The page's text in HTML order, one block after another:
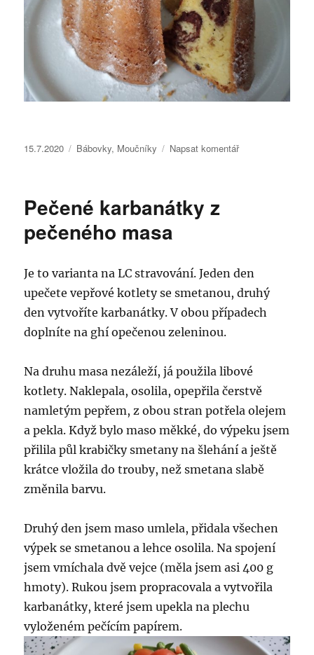
Publikováno:
15.7.2020 Rubriky:
Bábovky, Moučníky Napsat komentářpro
Pečené karbanátky z
pečeného masa
Je to varianta na LC stravování. Jeden den
upečete vepřové kotlety se smetanou, druhý
den vytvoříte karbanátky. V obou případech
doplníte na ghí opečenou zeleninou.
Na druhu masa nezáleží, já použila libové
kotlety. Naklepala, osolila, opepřila čerstvě
namletým pepřem, z obou stran potřela olejem
a pekla. Když bylo maso měkké, do výpeku jsem
přilila půl krabičky smetany na šlehání a ještě
krátce vložila do trouby, než smetana slabě
změnila barvu.
Druhý den jsem maso umlela, přidala všechen
výpek se smetanou a lehce osolila. Na spojení
jsem vmíchala dvě vejce (měla jsem asi 400 g
hmoty). Rukou jsem propracovala a vytvořila
karbanátky, které jsem upekla na plechu
vyloženém pečícím papírem.